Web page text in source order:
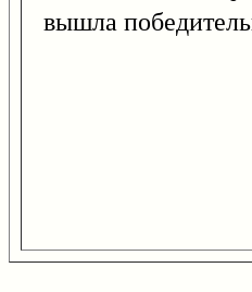
вышла